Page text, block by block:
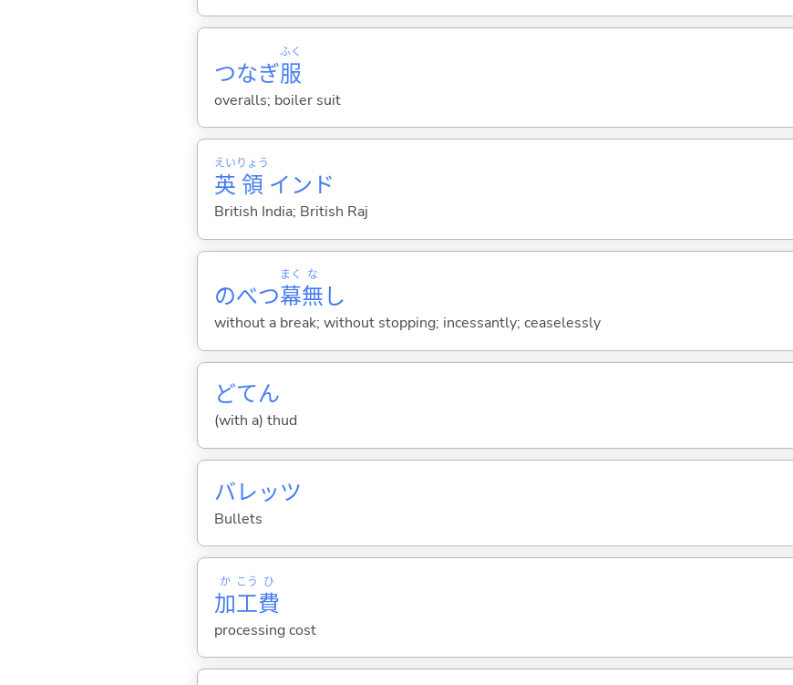
つなぎ服
ふく
overalls; boiler suit
英
えい
領
りょう
インド
British India; British Raj
のべつ幕
まく
無
な
し
without a break; without stopping; incessantly; ceaselessly
どてん
(with a) thud
バレッツ
Bullets
加
か
工
こう
費
ひ
processing cost